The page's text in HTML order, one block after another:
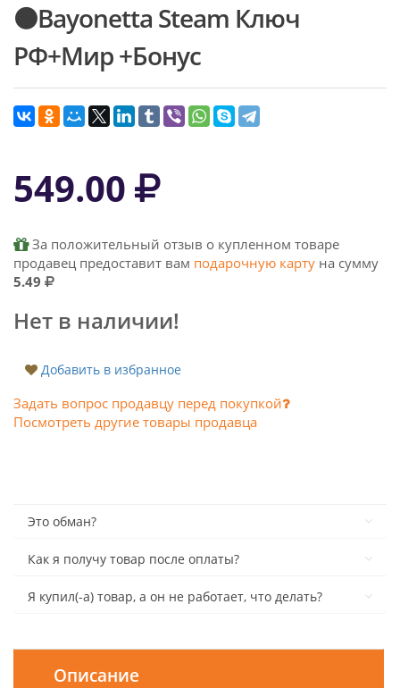
⚫Bayonetta Steam Ключ
РФ+Мир +Бонус
549.00
За положительный отзыв о купленном товаре
продавец предоставит вам подарочную карту на сумму
5.49
Нет в наличии!
Добавить в избранное
Задать вопрос продавцу перед покупкой
Посмотреть другие товары продавца
Это обман?
Как я получу товар после оплаты?
Я купил(-а) товар, а он не работает, что делать?
Описание